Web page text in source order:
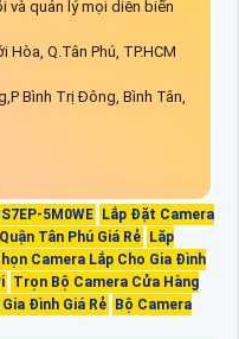
và quản lý mọi diễn biến
Hòa, Q.Tân Phú, TP.HCM
Bình Trị Đông, Bình Tân,
5M0WE Lắp Đặt Camera
Tân Phú Giá Rẻ Lăp
Camera Lắp Cho Gia Đình
Trọn Bộ Camera Cửa Hàng
Đình Giá Rẻ Bộ Camera